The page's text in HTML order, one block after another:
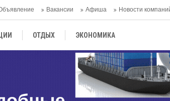
Вакансии Афиша Новости
ОТДЫХ ЭКОНОМИКА
ОБЩЕСТВО
АЗИЯ МНЕНИE АНТАЛЬЯ